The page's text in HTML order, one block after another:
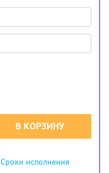
В КОРЗИНУ
Сроки исполнения